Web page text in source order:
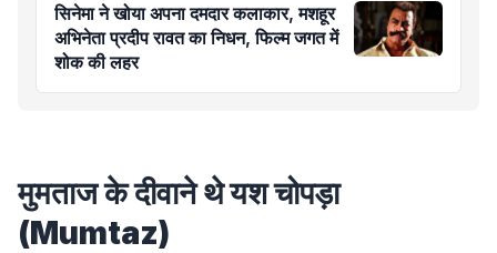
सिनेमा ने खोया अपना दमदार कलाकार, मशहूर
अभिनेता प्रदीप रावत का निधन, फिल्म जगत में
शोक की लहर
मुमताज के दीवाने थे यश चोपड़ा
(Mumtaz)